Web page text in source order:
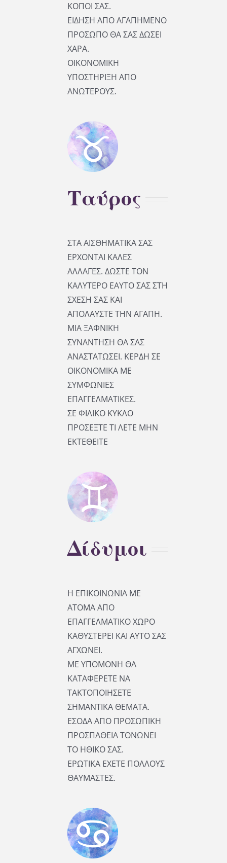
ΚΟΠΟΙ ΣΑΣ.
ΕΙΔΗΣΗ ΑΠΟ ΑΓΑΠΗΜΕΝΟ
ΠΡΟΣΩΠΟ ΘΑ ΣΑΣ ΔΩΣΕΙ
ΧΑΡΑ.
ΟΙΚΟΝΟΜΙΚΗ
ΥΠΟΣΤΗΡΙΞΗ ΑΠΟ
ΑΝΩΤΕΡΟΥΣ.
Ταύρος
ΣΤΑ ΑΙΣΘΗΜΑΤΙΚΑ ΣΑΣ
ΕΡΧΟΝΤΑΙ ΚΑΛΕΣ
ΑΛΛΑΓΕΣ. ΔΩΣΤΕ ΤΟΝ
ΚΑΛΥΤΕΡΟ ΕΑΥΤΟ ΣΑΣ ΣΤΗ
ΣΧΕΣΗ ΣΑΣ ΚΑΙ
ΑΠΟΛΑΥΣΤΕ ΤΗΝ ΑΓΑΠΗ.
ΜΙΑ ΞΑΦΝΙΚΗ
ΣΥΝΑΝΤΗΣΗ ΘΑ ΣΑΣ
ΑΝΑΣΤΑΤΩΣΕΙ. ΚΕΡΔΗ ΣΕ
ΟΙΚΟΝΟΜΙΚΑ ΜΕ
ΣΥΜΦΩΝΙΕΣ
ΕΠΑΓΓΕΛΜΑΤΙΚΕΣ.
ΣΕ ΦΙΛΙΚΟ ΚΥΚΛΟ
ΠΡΟΣΕΞΤΕ ΤΙ ΛΕΤΕ ΜΗΝ
ΕΚΤΕΘΕΙΤΕ
Δίδυμοι
Η ΕΠΙΚΟΙΝΩΝΙΑ ΜΕ
ΑΤΟΜΑ ΑΠΟ
ΕΠΑΓΓΕΛΜΑΤΙΚΟ ΧΩΡΟ
ΚΑΘΥΣΤΕΡΕΙ ΚΑΙ ΑΥΤΟ ΣΑΣ
ΑΓΧΩΝΕΙ.
ΜΕ ΥΠΟΜΟΝΗ ΘΑ
ΚΑΤΑΦΕΡΕΤΕ ΝΑ
ΤΑΚΤΟΠΟΙΗΣΕΤΕ
ΣΗΜΑΝΤΙΚΑ ΘΕΜΑΤΑ.
ΕΣΟΔΑ ΑΠΟ ΠΡΟΣΩΠΙΚΗ
ΠΡΟΣΠΑΘΕΙΑ ΤΟΝΩΝΕΙ
ΤΟ ΗΘΙΚΟ ΣΑΣ.
ΕΡΩΤΙΚΑ ΕΧΕΤΕ ΠΟΛΛΟΥΣ
ΘΑΥΜΑΣΤΕΣ.